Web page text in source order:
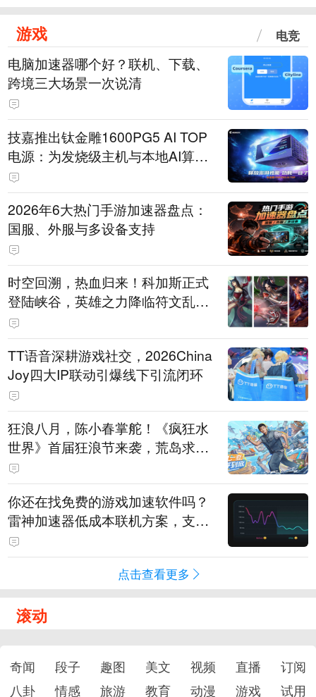
游戏 电竞
电脑加速器哪个好？联机、下载、
跨境三大场景一次说清
技嘉推出钛金雕1600PG5 AI TOP
电源：为发烧级主机与本地AI算力
打造旗舰供电方案
2026年6大热门手游加速器盘点：
国服、外服与多设备支持
时空回溯，热血归来！科加斯正式
登陆峡谷，英雄之力降临符文乱
斗！
TT语音深耕游戏社交，2026China
Joy四大IP联动引爆线下引流闭环
狂浪八月，陈小春掌舵！《疯狂水
世界》首届狂浪节来袭，荒岛求生
直播即将开启
你还在找免费的游戏加速软件吗？
雷神加速器低成本联机方案，支持
免费试用
点击查看更多
滚动
奇闻 段子 趣图 美文 视频 直播
订阅
八卦
情感 旅游 教育 动漫 游戏 试用